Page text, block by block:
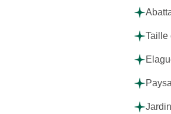
Taille